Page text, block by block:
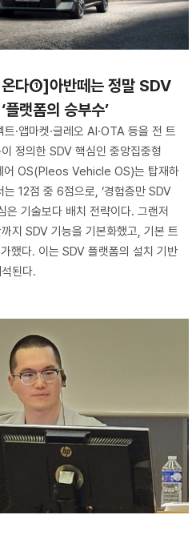
다①]아반떼는 정말 SDV
랫폼의 승부수’
·앱마켓·글레오 AI·OTA 등을 전 트
정의한 SDV 핵심인 중앙집중형
어 OS(Pleos Vehicle OS)는 탑재하
12점 중 6점으로, ‘경험층만 SDV
은 기술보다 배치 전략이다. 그랜저
지 SDV 기능을 기본화했고, 기본 트
다. 이는 SDV 플랫폼의 설치 기반
된다.